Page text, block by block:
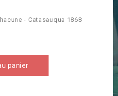
- Catasauqua 1868
panier